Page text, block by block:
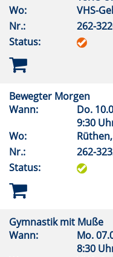
Wo:
VHS-
Nr.:
262-
Status:
Bewegter Morgen
Wann:
Do.
9:30
Wo:
Nr.:
262-
Status:
Gymnastik mit Muße
Wann:
Mo.
8:30